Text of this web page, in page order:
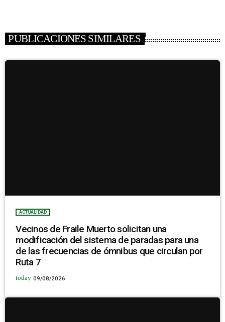
PUBLICACIONES SIMILARES
ACTUALIDAD
Vecinos de Fraile Muerto solicitan una
modificación del sistema de paradas para una
de las frecuencias de ómnibus que circulan por
Ruta 7
today 09/08/2026